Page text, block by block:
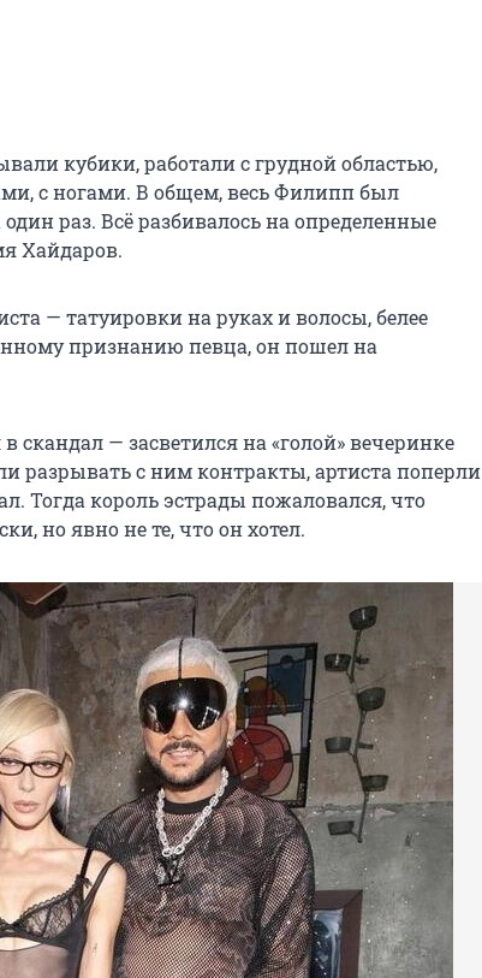
кубики, работали с грудной областью,
с ногами. В общем, весь Филипп был
раз. Всё разбивалось на определенные
Хайдаров.
— татуировки на руках и волосы, белее
признанию певца, он пошел на
скандал — засветился на «голой» вечеринке
разрывать с ним контракты, артиста поперли
Тогда король эстрады пожаловался, что
но явно не те, что он хотел.